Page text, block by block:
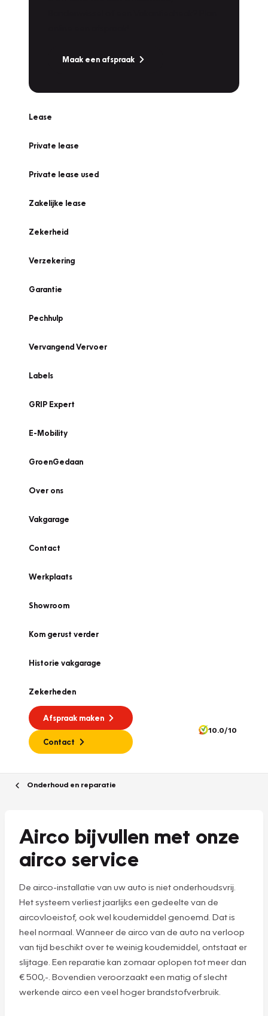
Maak een afspraak
Lease
Private lease
Private lease used
Zakelijke lease
Zekerheid
Verzekering
Garantie
Pechhulp
Vervangend Vervoer
Labels
GRIP Expert
E-Mobility
GroenGedaan
Over ons
Vakgarage
Contact
Werkplaats
Showroom
Kom gerust verder
Historie vakgarage
Zekerheden
Afspraak maken
Contact
10.0/10
Onderhoud en reparatie
Airco bijvullen met onze
airco service
De airco-installatie van uw auto is niet onderhoudsvrij.
Het systeem verliest jaarlijks een gedeelte van de
aircovloeistof, ook wel koudemiddel genoemd. Dat is
heel normaal. Wanneer de airco van de auto na verloop
van tijd beschikt over te weinig koudemiddel, ontstaat er
slijtage. Een reparatie kan zomaar oplopen tot meer dan
€ 500,-. Bovendien veroorzaakt een matig of slecht
werkende airco een veel hoger brandstofverbruik.